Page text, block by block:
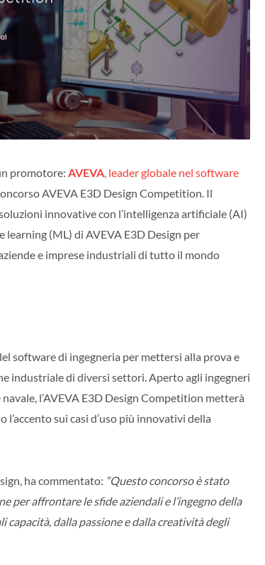
promotore: AVEVA, leader globale nel software
AVEVA E3D Design Competition. Il
innovative con l’intelligenza artificiale (AI)
(ML) di AVEVA E3D Design per
e imprese industriali di tutto il mondo
software di ingegneria per mettersi alla prova e
industriale di diversi settori. Aperto agli ingegneri
l’AVEVA E3D Design Competition metterà
sui casi d’uso più innovativi della
ha commentato: “Questo concorso è stato
per affrontare le sfide aziendali e l’ingegno della
capacità, dalla passione e dalla creatività degli